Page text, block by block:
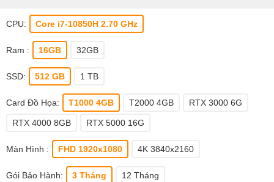
CPU: Core i7-10850H 2.70 GHz
Ram : 16GB 32GB
SSD: 512 GB 1 TB
Card Đồ Họa: T1000 4GB T2000 4GB RTX 3000 6G
RTX 4000 8GB RTX 5000 16G
Màn Hình : FHD 1920x1080 4K 3840x2160
Gói Bảo Hành: 3 Tháng 12 Tháng